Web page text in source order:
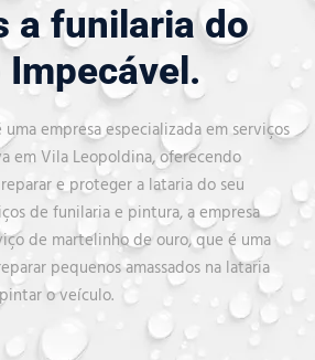
a funilaria do
empresa especializada em serviços
em Vila Leopoldina, oferecendo
e proteger a lataria do seu
de funilaria e pintura, a empresa
de martelinho de ouro, que é uma
pequenos amassados na lataria
o veículo.